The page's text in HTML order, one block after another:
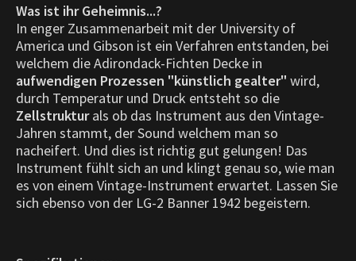
Was ist ihr Geheimnis...?
In enger Zusammenarbeit mit der University of
America und Gibson ist ein Verfahren entstanden, bei
welchem die Adirondack-Fichten Decke in
aufwendigen Prozessen "künstlich gealter" wird,
durch Temperatur und Druck entsteht so die
Zellstrukturals ob das Instrument aus den Vintage-
Jahren stammt, der Sound welchem man so
nacheifert. Und dies ist richtig gut gelungen! Das
Instrument fühlt sich an und klingt genau so, wie man
es von einem Vintage-Instrument erwartet. Lassen Sie
sich ebenso von der LG-2 Banner 1942 begeistern.